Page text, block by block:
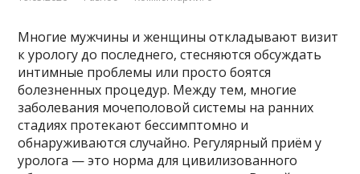
Многие мужчины и женщины откладывают визит
к урологу до последнего, стесняются обсуждать
интимные проблемы или просто боятся
болезненных процедур. Между тем, многие
заболевания мочеполовой системы на ранних
стадиях протекают бессимптомно и
обнаруживаются случайно. Регулярный приём у
уролога — это норма для цивилизованного